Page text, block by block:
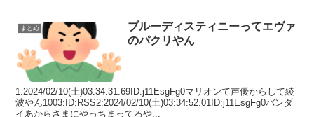
まとめ
ブルーディスティニーってエヴァ
のパクリやん
1:2024/02/10(土)03:34:31.69ID:j11EsgFg0マリオンて声優からして綾
波やん1003:ID:RSS2:2024/02/10(土)03:34:52.01ID:j11EsgFg0バンダ
イあからさまにやっちまってるや...